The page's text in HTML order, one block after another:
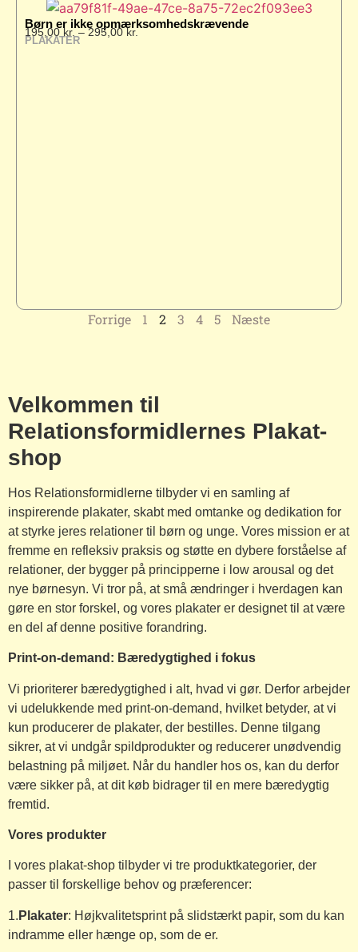
Børn er ikke opmærksomhedskrævende
195,00kr. – 295,00kr.
PLAKATER
Forrige 1 2 3 4 5 Næste
Velkommen til
Relationsformidlernes Plakat-
shop
Hos Relationsformidlerne tilbyder vi en samling af
inspirerende plakater, skabt med omtanke og dedikation for
at styrke jeres relationer til børn og unge. Vores mission er at
fremme en refleksiv praksis og støtte en dybere forståelse af
relationer, der bygger på principperne i low arousal og det
nye børnesyn. Vi tror på, at små ændringer i hverdagen kan
gøre en stor forskel, og vores plakater er designet til at være
en del af denne positive forandring.
Print-on-demand: Bæredygtighed i fokus
Vi prioriterer bæredygtighed i alt, hvad vi gør. Derfor arbejder
vi udelukkende med print-on-demand, hvilket betyder, at vi
kun producerer de plakater, der bestilles. Denne tilgang
sikrer, at vi undgår spildprodukter og reducerer unødvendig
belastning på miljøet. Når du handler hos os, kan du derfor
være sikker på, at dit køb bidrager til en mere bæredygtig
fremtid.
Vores produkter
I vores plakat-shop tilbyder vi tre produktkategorier, der
passer til forskellige behov og præferencer:
1. Plakater: Højkvalitetsprint på slidstærkt papir, som du kan
indramme eller hænge op, som de er.